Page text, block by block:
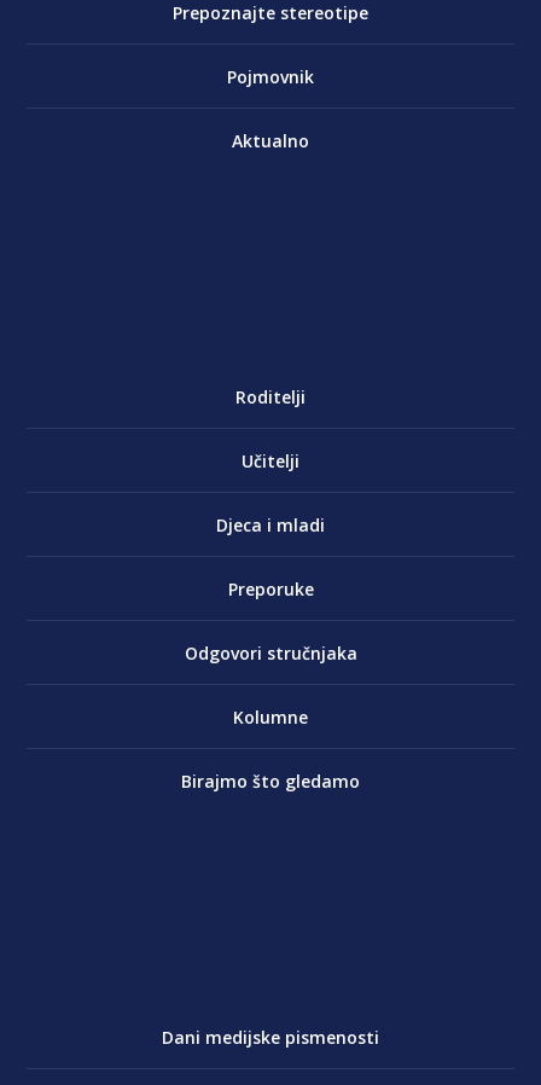
Prepoznajte stereotipe
Pojmovnik
Aktualno
Roditelji
Učitelji
Djeca i mladi
Preporuke
Odgovori stručnjaka
Kolumne
Birajmo što gledamo
Dani medijske pismenosti